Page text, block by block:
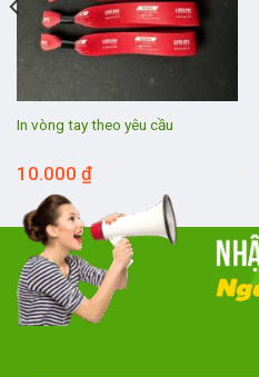
In vòng tay theo yêu cầu
10.000 ₫